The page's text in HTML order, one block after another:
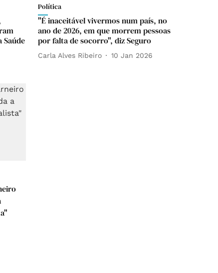
Saúde
Política
"É inaceitável vivermos num país, no
ano de 2026, em que morrem pessoas
por falta de socorro", diz Seguro
Carla Alves Ribeiro 10 Jan 2026